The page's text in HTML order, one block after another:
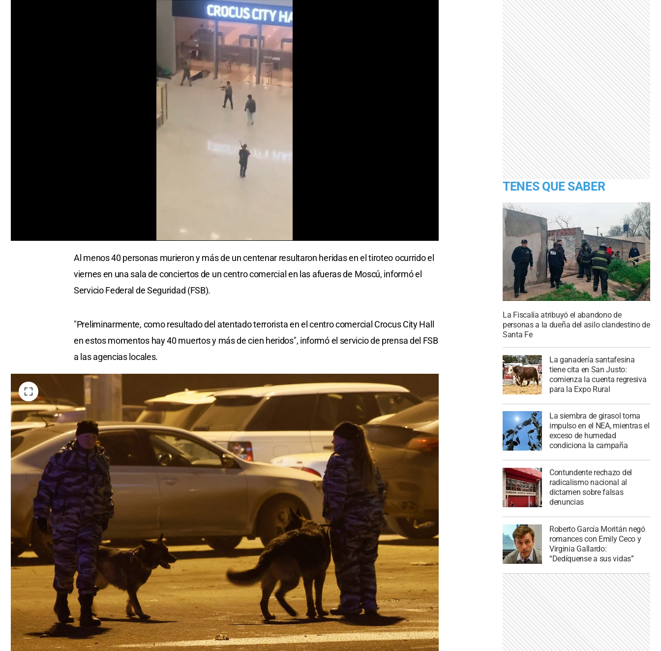
Al menos 40 personas murieron y más de un centenar resultaron heridas en el tiroteo ocurrido el
viernes en una sala de conciertos de un centro comercial en las afueras de Moscú, informó el
Servicio Federal de Seguridad (FSB).
"Preliminarmente, como resultado del atentado terrorista en el centro comercial Crocus City Hall
en estos momentos hay 40 muertos y más de cien heridos", informó el servicio de prensa del FSB
a las agencias locales.
TENES QUE SABER
La Fiscalía atribuyó el abandono de
personas a la dueña del asilo clandestino de
Santa Fe
La ganadería santafesina
tiene cita en San Justo:
comienza la cuenta regresiva
para la Expo Rural
La siembra de girasol toma
impulso en el NEA, mientras el
exceso de humedad
condiciona la campaña
Contundente rechazo del
radicalismo nacional al
dictamen sobre falsas
denuncias
Roberto García Moritán negó
romances con Emily Ceco y
Virginia Gallardo:
“Dedíquense a sus vidas”